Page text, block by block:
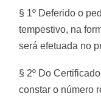
§ 1º Deferido o
tempestivo, na
será efetuada no
§ 2º Do
constar o número